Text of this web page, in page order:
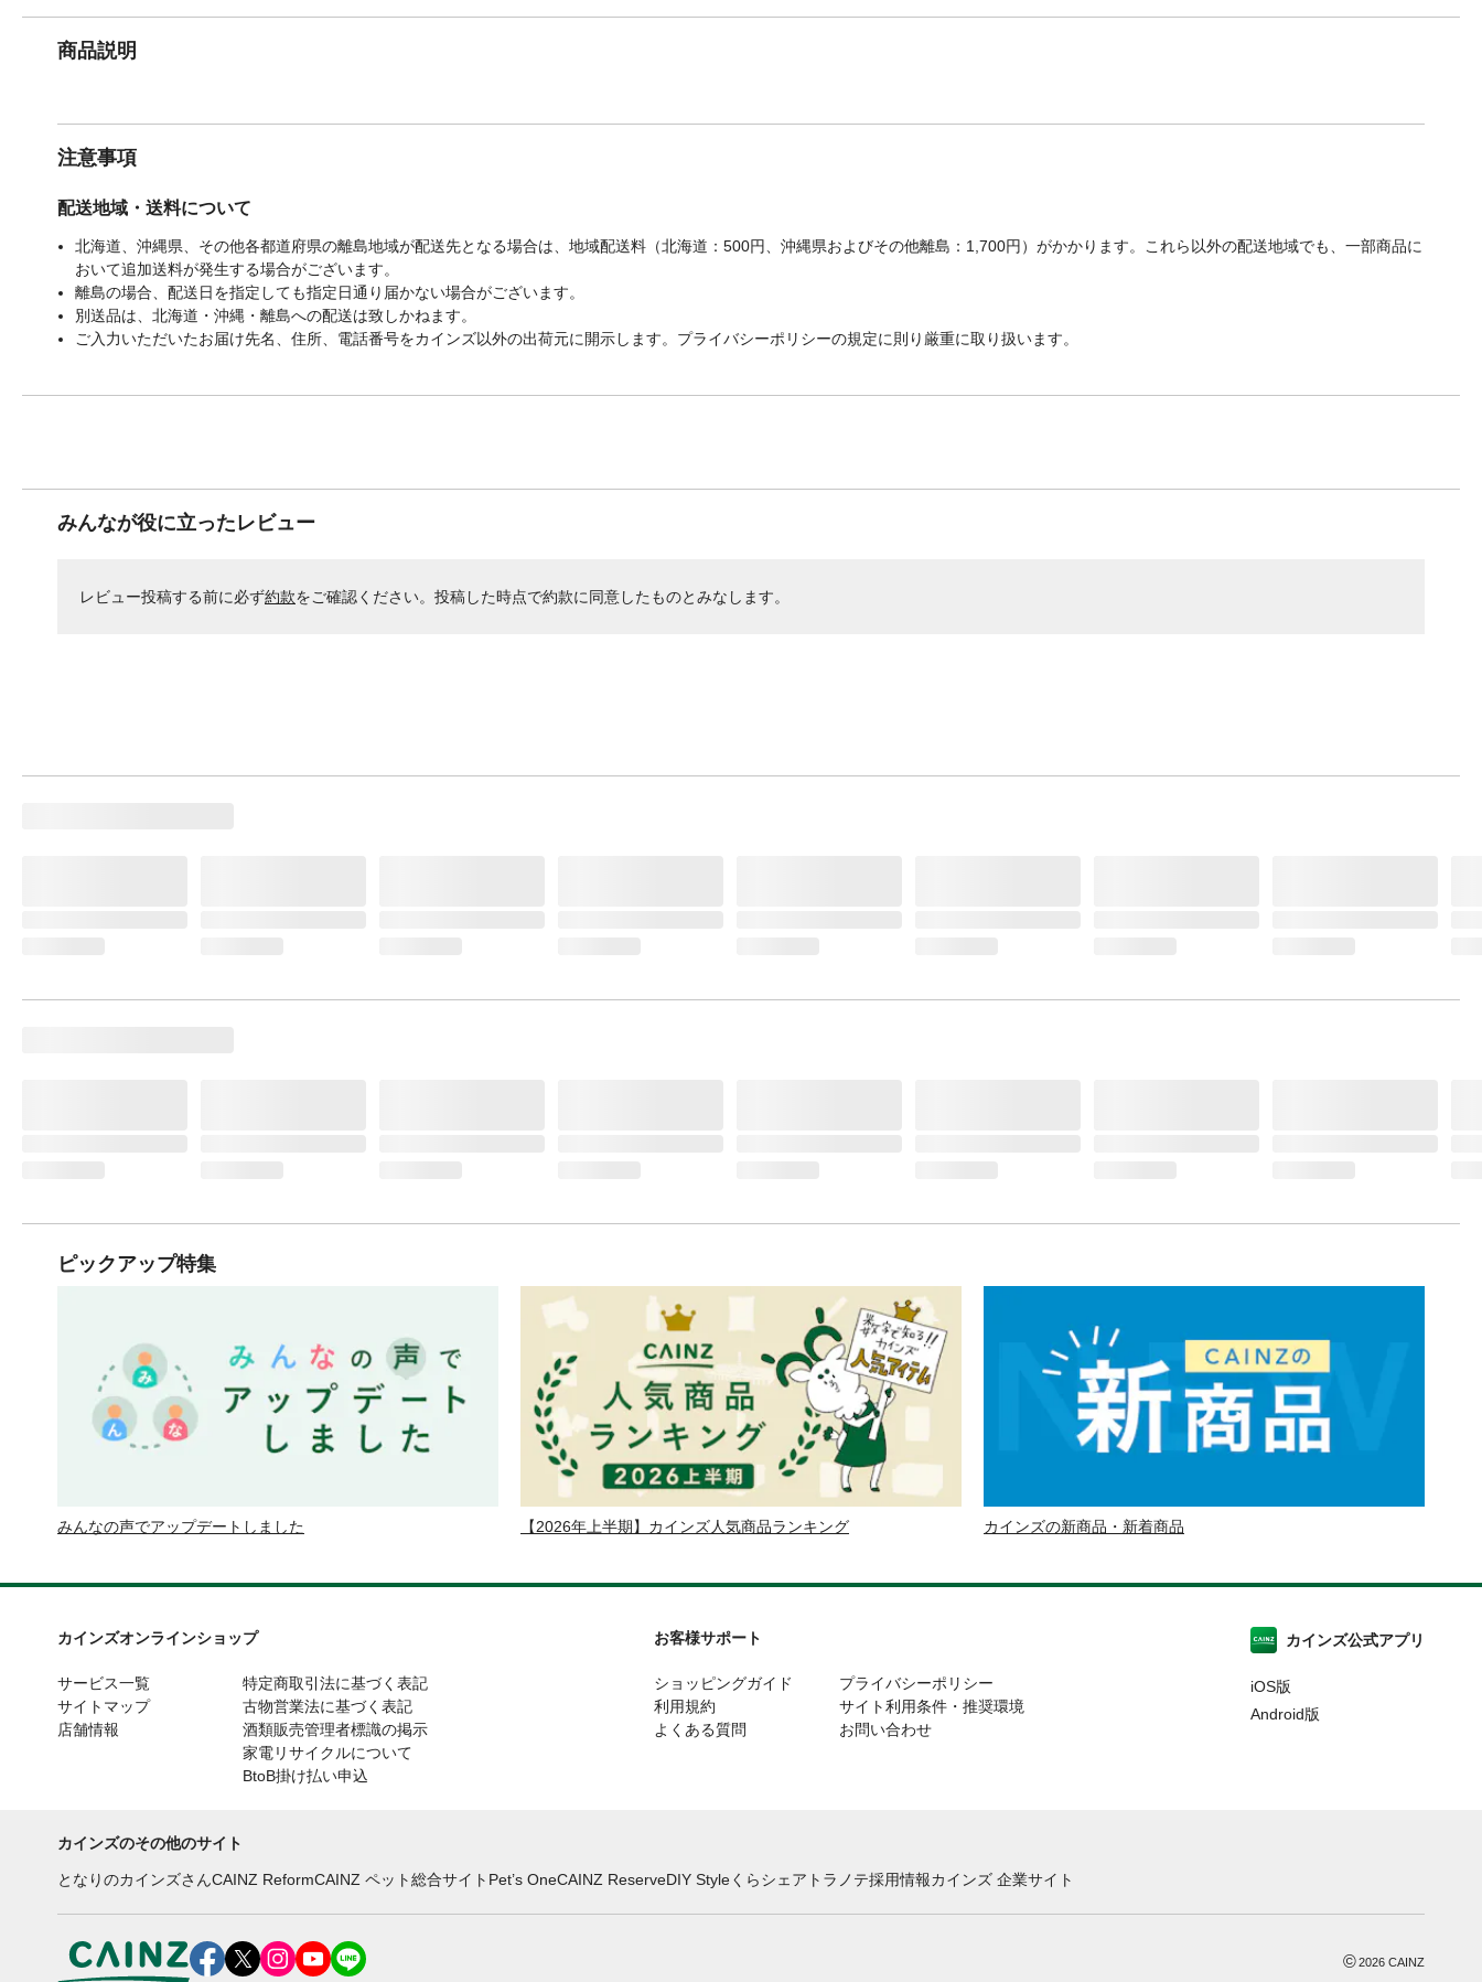
商品説明
注意事項
配送地域・送料について
北海道、沖縄県、その他各都道府県の離島地域が配送先となる場合は、地域配送料（北海道：500円、沖縄県およびその他離島：1,700円）がかかります。これら以外の配送地域でも、一部商品に
おいて追加送料が発生する場合がございます。
離島の場合、配送日を指定しても指定日通り届かない場合がございます。
別送品は、北海道・沖縄・離島への配送は致しかねます。
ご入力いただいたお届け先名、住所、電話番号をカインズ以外の出荷元に開示します。プライバシーポリシーの規定に則り厳重に取り扱います。
みんなが役に立ったレビュー
レビュー投稿する前に必ず約款をご確認ください。投稿した時点で約款に同意したものとみなします。
ピックアップ特集
みんなの声でアップデートしました 【2026年上半期】カインズ人気商品ランキング カインズの新商品・新着商品
カインズオンラインショップ
サービス一覧
サイトマップ
店舗情報
特定商取引法に基づく表記
古物営業法に基づく表記
酒類販売管理者標識の掲示
家電リサイクルについて
BtoB掛け払い申込
お客様サポート
ショッピングガイド
利用規約
よくある質問
プライバシーポリシー
サイト利用条件・推奨環境
お問い合わせ
カインズ公式アプリ
iOS版
Android版
カインズのその他のサイト
となりのカインズさんCAINZ ReformCAINZ ペット総合サイト Pet’s OneCAINZ ReserveDIY Styleくらシェア トラノテ採用情報カインズ 企業サイト
©2026 CAINZ